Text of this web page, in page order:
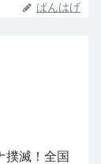
ぱんはげ
撲滅！全国